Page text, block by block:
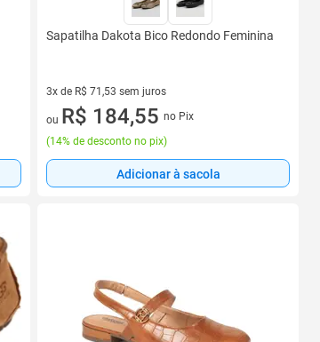
Sapatilha Dakota Bico Redondo Feminina
3x de R$ 71,53 sem juros
3 vez de R$ 71,53 sem juros
ou R$ 184,55 no Pix
(14% de desconto no pix)
Adicionar à sacola